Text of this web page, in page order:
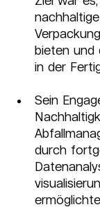
nachhaltige
bieten und
in der
Sein
durch